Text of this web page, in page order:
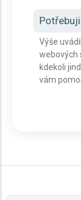
Výše
webových
kdekoli
vám